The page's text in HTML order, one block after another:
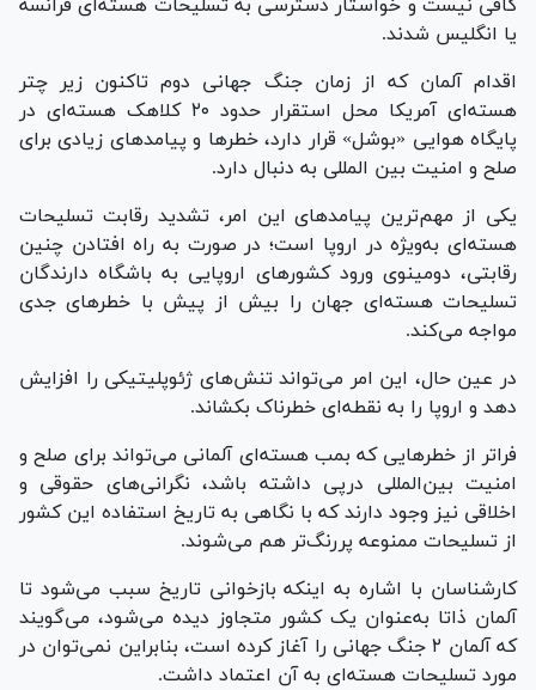
کافی نیست و خواستار دسترسی به تسلیحات هسته‌ای فرانسه
یا انگلیس شدند.
اقدام آلمان که از زمان جنگ جهانی دوم تاکنون زیر چتر
هسته‌ای آمریکا محل استقرار حدود ۲۰ کلاهک هسته‌ای در
پایگاه هوایی «بوشل» قرار دارد، خطر‌ها و پیامد‌های زیادی برای
صلح و امنیت بین المللی به دنبال دارد.
یکی از مهم‌ترین پیامد‌های این امر، تشدید رقابت تسلیحات
هسته‌ای به‌ویژه در اروپا است؛ در صورت به راه افتادن چنین
رقابتی، دومینوی ورود کشور‌های اروپایی به باشگاه دارندگان
تسلیحات هسته‌ای جهان را بیش از پیش با خطر‌های جدی
مواجه می‌کند.
در عین حال، این امر می‌تواند تنش‌های ژئوپلیتیکی را افزایش
دهد و اروپا را به نقطه‌ای خطرناک بکشاند.
فراتر از خطر‌هایی که بمب هسته‌ای آلمانی می‌تواند برای صلح و
امنیت بین‌المللی درپی داشته باشد، نگرانی‌های حقوقی و
اخلاقی نیز وجود دارند که با نگاهی به تاریخ استفاده این کشور
از تسلیحات ممنوعه پررنگ‌تر هم می‌شوند.
کارشناسان با اشاره به اینکه بازخوانی تاریخ سبب می‌شود تا
آلمان ذاتا به‌عنوان یک کشور متجاوز دیده می‌شود، می‌گویند
که آلمان ۲ جنگ جهانی را آغاز کرده است، بنابراین نمی‌توان در
مورد تسلیحات هسته‌ای به آن اعتماد داشت.